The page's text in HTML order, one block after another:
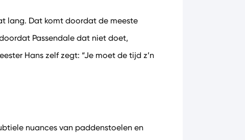
lang. Dat komt doordat de meeste
Passendale dat niet doet,
Hans zelf zegt: “Je moet de tijd z’n
nuances van paddenstoelen en